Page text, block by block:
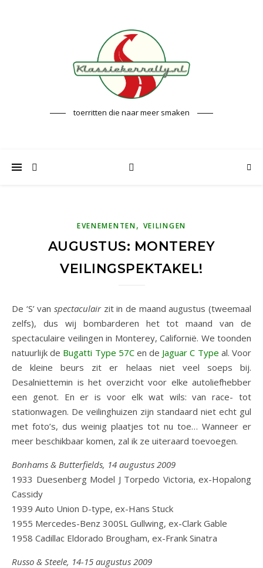
toerritten die naar meer smaken
EVENEMENTEN, VEILINGEN
AUGUSTUS: MONTEREY
VEILINGSPEKTAKEL!
De ‘S’ van spectaculairzit in de maand augustus (tweemaal
zelfs), dus wij bombarderen het tot maand van de
spectaculaire veilingen in Monterey, Californië. We toonden
natuurlijk de Bugatti Type 57Cen de Jaguar C Type al. Voor
de kleine beurs zit er helaas niet veel soeps bij.
Desalniettemin is het overzicht voor elke autoliefhebber
een genot. En er is voor elk wat wils: van race- tot
stationwagen. De veilinghuizen zijn standaard niet echt gul
met foto’s, dus weinig plaatjes tot nu toe… Wanneer er
meer beschikbaar komen, zal ik ze uiteraard toevoegen.
Bonhams & Butterfields, 14 augustus 2009
1933 Duesenberg Model J Torpedo Victoria, ex-Hopalong
Cassidy
1939 Auto Union D-type, ex-Hans Stuck
1955 Mercedes-Benz 300SL Gullwing, ex-Clark Gable
1958 Cadillac Eldorado Brougham, ex-Frank Sinatra
Russo & Steele, 14-15 augustus 2009